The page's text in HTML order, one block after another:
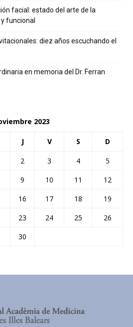
facial: estado del arte de la
funcional
diez años escuchando el
en memoria del Dr. Ferran
2023
J V S D
2 3 4
5
9 10 11
12
16 17 18
19
23 24 25
26
30